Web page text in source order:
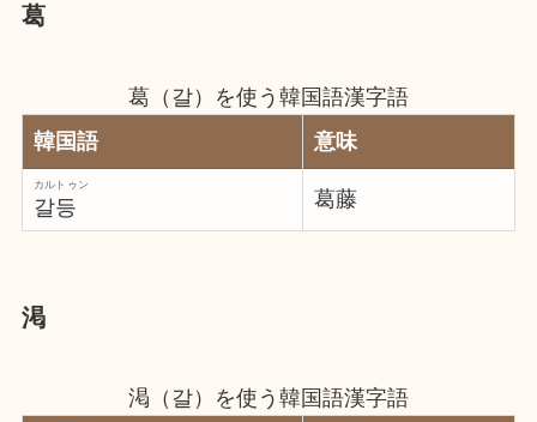
葛
葛（갈）を使う韓国語漢字語
韓国語
意味
갈등
カルトゥン
葛藤
渇
渇（갈）を使う韓国語漢字語